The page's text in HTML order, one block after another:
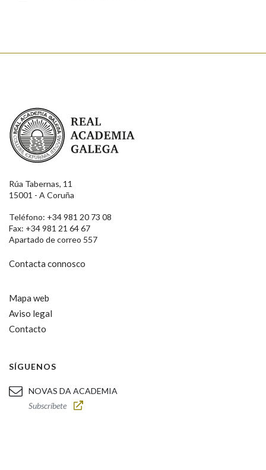
Real Academia Galega
Rúa Tabernas, 11
15001 - A Coruña
Teléfono: +34 981 20 73 08
Fax: +34 981 21 64 67
Apartado de correo 557
Contacta connosco
Mapa web
Aviso legal
Contacto
SÍGUENOS
NOVAS DA ACADEMIA
Subscríbete